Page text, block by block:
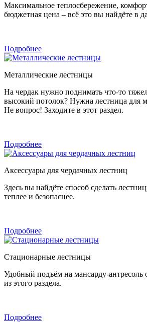
Максимальное теплосбережение,
бюджетная цена – всё это вы найдёте в
Подробнее
Металлические лестницы
На чердак нужно поднимать что-то
высокий потолок? Нужна лестница для
Не вопрос! Заходите в этот раздел.
Подробнее
Аксессуары для чердачных лестниц
Здесь вы найдёте способ сделать
теплее и безопаснее.
Подробнее
Стационарные лестницы
Удобный подъём на мансарду-антресоль
из этого раздела.
Подробнее